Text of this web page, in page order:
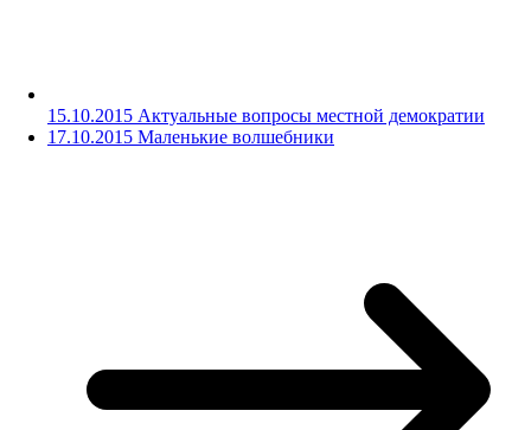
15.10.2015 Актуальные вопросы местной демократии
17.10.2015 Маленькие волшебники